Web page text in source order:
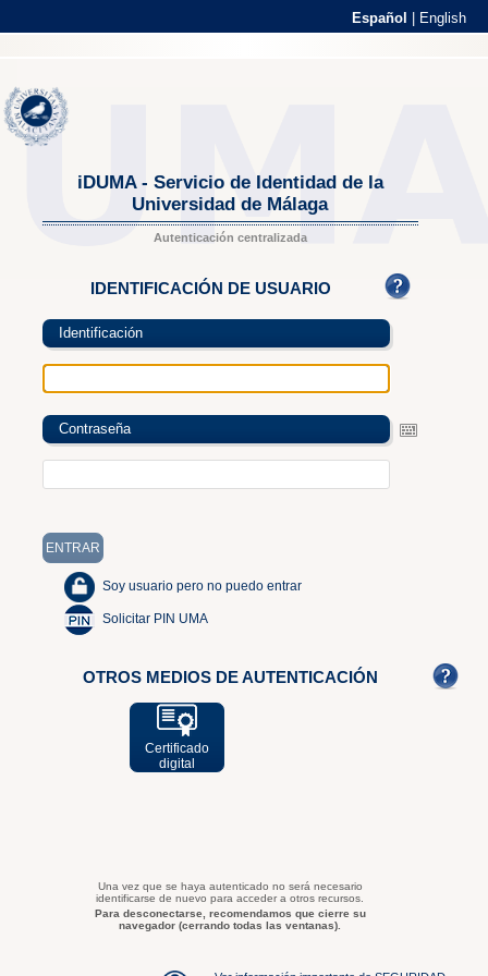
Español English
iDUMA - Servicio de Identidad de la
Universidad de Málaga
Autenticación centralizada
IDENTIFICACIÓN DE USUARIO
Identificación
Contraseña
Soy usuario pero no puedo entrar
Solicitar PIN UMA
OTROS MEDIOS DE AUTENTICACIÓN
Certificado
digital
Una vez que se haya autenticado no será necesario
identificarse de nuevo para acceder a otros recursos.
Para desconectarse, recomendamos que cierre su
navegador (cerrando todas las ventanas).